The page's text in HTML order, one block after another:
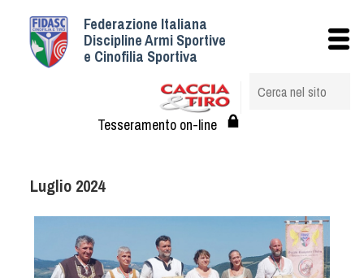
Federazione Italiana
Discipline Armi Sportive
e Cinofilia Sportiva
Tesseramento on-line
Luglio 2024
Istituzionale
Struttura
Albo Veterinari federali
Circolari
Federazione Trasparente
Assicurazione